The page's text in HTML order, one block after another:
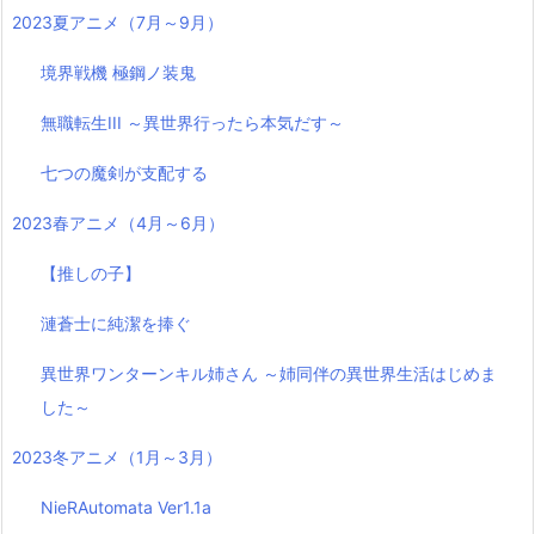
2023夏アニメ（7月～9月）
境界戦機 極鋼ノ装鬼
無職転生III ～異世界行ったら本気だす～
七つの魔剣が支配する
2023春アニメ（4月～6月）
【推しの子】
漣蒼士に純潔を捧ぐ
異世界ワンターンキル姉さん ～姉同伴の異世界生活はじめま
した～
2023冬アニメ（1月～3月）
NieRAutomata Ver1.1a